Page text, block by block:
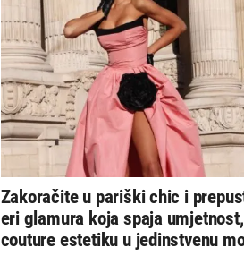
Zakoračite u pariški chic i
eri glamura koja spaja
couture estetiku u jedinstvenu